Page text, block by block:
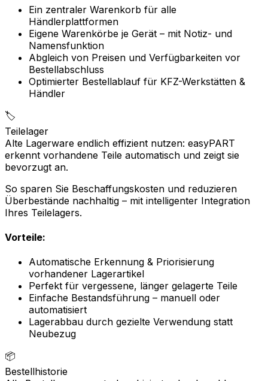
Ein zentraler Warenkorb für alle
Händlerplattformen
Eigene Warenkörbe je Gerät – mit Notiz- und
Namensfunktion
Abgleich von Preisen und Verfügbarkeiten vor
Bestellabschluss
Optimierter Bestellablauf für KFZ-Werkstätten &
Händler
🏷️
Teilelager
Alte Lagerware endlich effizient nutzen: easyPART
erkennt vorhandene Teile automatisch und zeigt sie
bevorzugt an.
So sparen Sie Beschaffungskosten und reduzieren
Überbestände nachhaltig – mit intelligenter Integration
Ihres Teilelagers.
Vorteile:
Automatische Erkennung & Priorisierung
vorhandener Lagerartikel
Perfekt für vergessene, länger gelagerte Teile
Einfache Bestandsführung – manuell oder
automatisiert
Lagerabbau durch gezielte Verwendung statt
Neubezug
📦
Bestellhistorie